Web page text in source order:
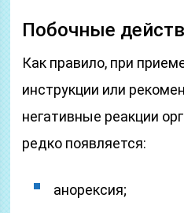
Побочные
Как правило, при
инструкции или
негативные реакции
редко появляется:
анорексия;